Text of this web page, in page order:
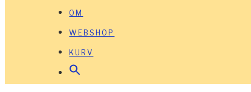
OM
WEBSHOP
KURV